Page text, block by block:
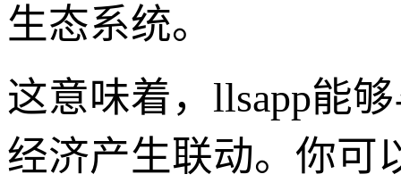
生态系统。
这意味着，llsapp能
经济产生联动。你可